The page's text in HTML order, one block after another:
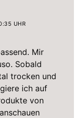
UHR
Mir
Sobald
trocken und
ich auf
von